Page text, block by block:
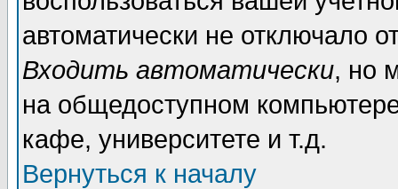
автоматически не отключало
Входить автоматически, но
на общедоступном
кафе, университете и т.д.
Вернуться к началу